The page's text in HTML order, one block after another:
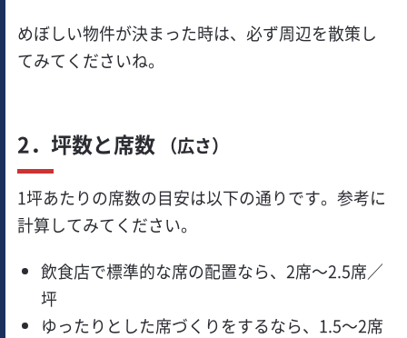
めぼしい物件が決まった時は、必ず周辺を散策し
てみてくださいね。
2．坪数と席数 （広さ）
1坪あたりの席数の目安は以下の通りです。参考に
計算してみてください。
飲食店で標準的な席の配置なら、2席～2.5席／
坪
ゆったりとした席づくりをするなら、1.5～2席